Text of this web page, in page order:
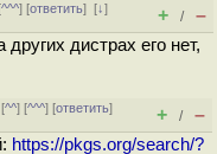
^^^] [ответить][↓]
+ / –
дистрах его нет,
^^] [^^^] [ответить]
+ / –
https://pkgs.org/search/?